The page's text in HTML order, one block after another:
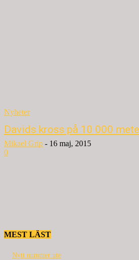
Nyheter
Davids kross på 10 000
Mikael Grip - 16 maj, 2015
0
MEST LÄST
Nytt nummer ute